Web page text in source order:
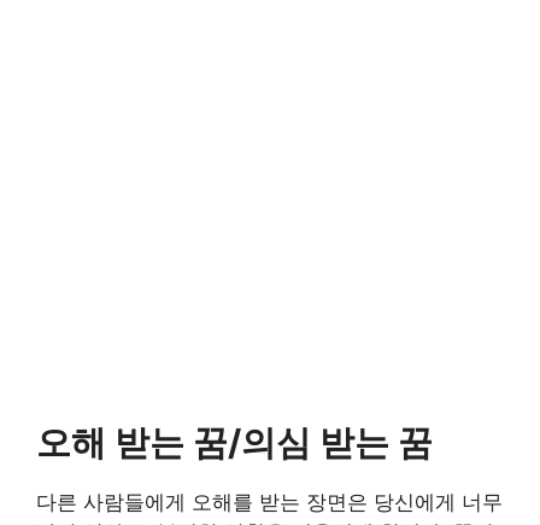
오해 받는 꿈/의심 받는 꿈
다른 사람들에게 오해를 받는 장면은 당신에게 너무